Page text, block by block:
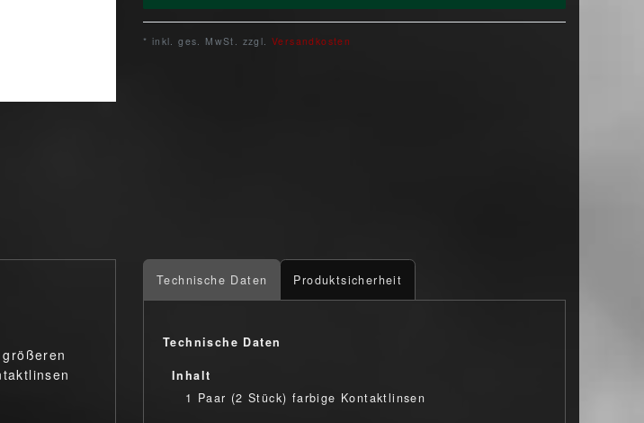
* inkl. ges. MwSt. zzgl. Versandkosten
Technische Daten Produktsicherheit
Technische Daten
Inhalt
1 Paar (2 Stück) farbige Kontaktlinsen